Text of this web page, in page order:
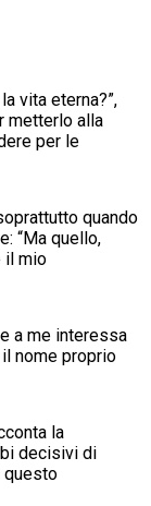
vita eterna?”,
metterlo alla
per le
quando
“Ma quello,
il mio
a me interessa
nome proprio
la
decisivi di
questo